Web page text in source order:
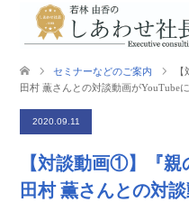
セミナーなどのご案内
田村 薫さんとの対談動画がYouTube
2020.09.11
【対談動画①】『
田村 薫さんとの対